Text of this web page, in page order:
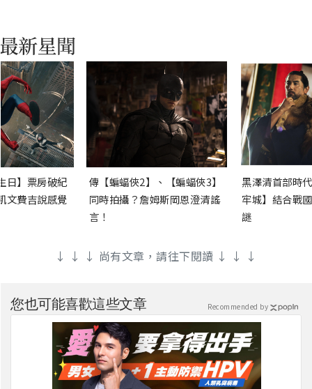
日】票房破紀
文費吉說感覺
傳【蝙蝠俠2】、【蝙蝠俠3】
同時拍攝？詹姆斯岡恩澄清謠
言！
黑澤清首部時
牢城】結合戰
謎
↓ ↓ ↓ 尚有文章，請往下閱讀 ↓ ↓ ↓
您也可能喜歡這些文章 Recommended by